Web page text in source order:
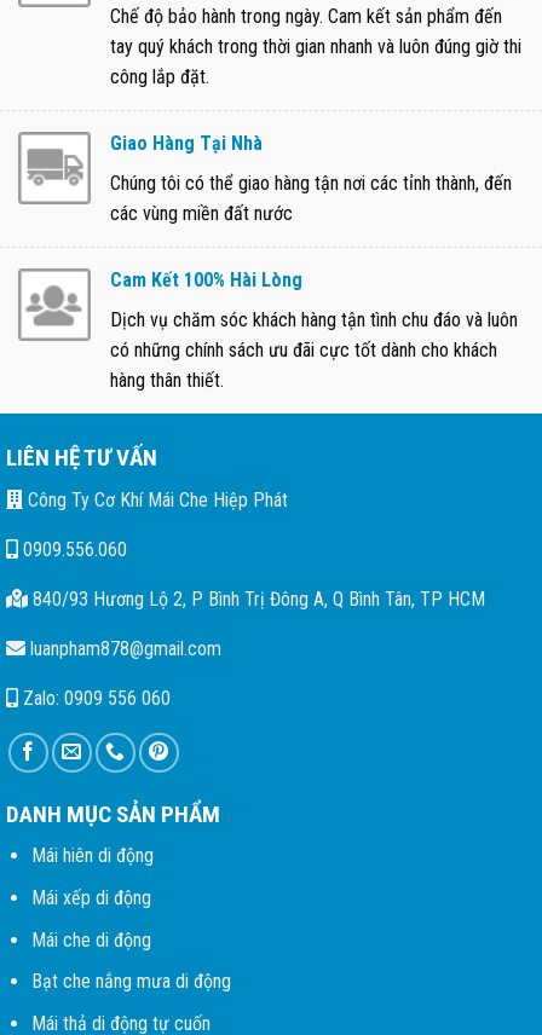
Chế độ bảo hành trong ngày. Cam kết sản phẩm đến
tay quý khách trong thời gian nhanh và luôn đúng giờ thi
công lắp đặt.
Giao Hàng Tại Nhà
Chúng tôi có thể giao hàng tận nơi các tỉnh thành, đến
các vùng miền đất nước
Cam Kết 100% Hài Lòng
Dịch vụ chăm sóc khách hàng tận tình chu đáo và luôn
có những chính sách ưu đãi cực tốt dành cho khách
hàng thân thiết.
LIÊN HỆ TƯ VẤN
Công Ty Cơ Khí Mái Che Hiệp Phát
0909.556.060
840/93 Hương Lộ 2, P Bình Trị Đông A, Q Bình Tân, TP HCM
luanpham878@gmail.com
Zalo: 0909 556 060
DANH MỤC SẢN PHẨM
Mái hiên di động
Mái xếp di động
Mái che di động
Bạt che nắng mưa di động
Mái thả di động tự cuốn